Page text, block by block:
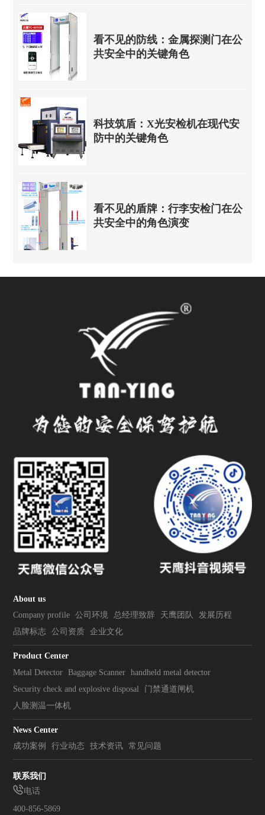
看不见的防线：金属探测门在公
共安全中的关键角色
科技筑盾：X光安检机在现代安
防中的关键角色
看不见的盾牌：行李安检门在公
共安全中的角色演变
About us
Company profile 公司环境 总经理致辞 天鹰团队
发展历程
品牌标志 公司资质 企业文化
Product Center
Metal Detector Baggage Scanner handheld metal detector
Security check and explosive disposal
门禁通道闸机
人脸测温一体机
News Center
成功案例
行业动态 技术资讯 常见问题
联系我们
电话
400-856-5869